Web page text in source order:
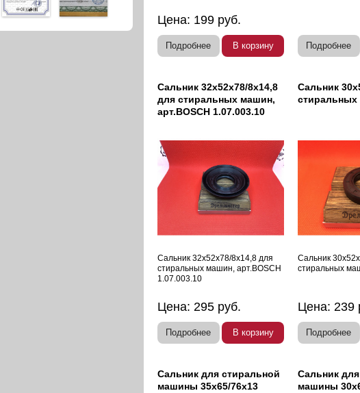
Цена: 199 руб.
Подробнее В корзину Подробнее
Сальник 32х52х78/8х14,8
для стиральных машин,
арт.BOSCH 1.07.003.10
Сальник 32х52х78/8х14,8 для
стиральных машин, арт.BOSCH
1.07.003.10
Цена: 295 руб.
Подробнее В корзину
Сальник
Сальник
стиральных
Цена:239
Подробнее
Сальник для стиральной
машины 35х65/76х13
Сальник
машины